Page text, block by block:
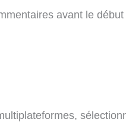
avant le